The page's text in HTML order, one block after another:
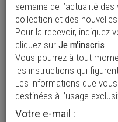
VENDUE Citroen 2
19 800 €
1986 Découvrable 7 707
semaine de l’actualité
collection et des
Pour la recevoir, indiquez
cliquez sur Je m'inscris.
Vous pourrez à tout
les instructions qui
Les informations que
destinées à l’usage
Votre e-mail :